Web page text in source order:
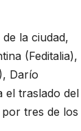
la ciudad,
(Feditalia),
Darío
el traslado del
tres de los